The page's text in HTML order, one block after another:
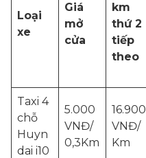
Loại
xe
Giá
mở
cửa
km
thứ 2
tiếp
theo
Taxi 4
chỗ
Huyn
dai i10
5.000
VNĐ/
0,3Km
16.900
VNĐ/
Km